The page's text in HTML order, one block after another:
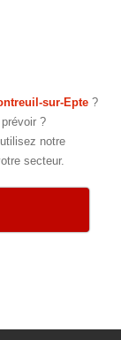
sur-Epte ?
?
notre
secteur.